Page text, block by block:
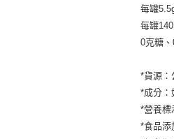
每罐
每罐
0克糖
*貨源：
*成分：
*營養標
*食品添